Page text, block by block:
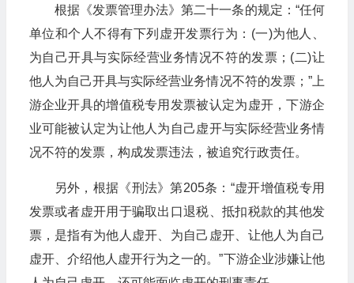
根据《发票管理办法》第二十一条的规定：“任何
单位和个人不得有下列虚开发票行为：(一)为他人、
为自己开具与实际经营业务情况不符的发票；(二)让
他人为自己开具与实际经营业务情况不符的发票；”上
游企业开具的增值税专用发票被认定为虚开，下游企
业可能被认定为让他人为自己虚开与实际经营业务情
况不符的发票，构成发票违法，被追究行政责任。
另外，根据《刑法》第205条：“虚开增值税专用
发票或者虚开用于骗取出口退税、抵扣税款的其他发
票，是指有为他人虚开、为自己虚开、让他人为自己
虚开、介绍他人虚开行为之一的。”下游企业涉嫌让他